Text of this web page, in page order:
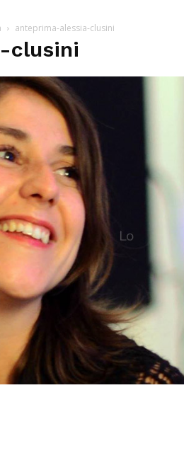
anteprima-alessia-clusini
clusini